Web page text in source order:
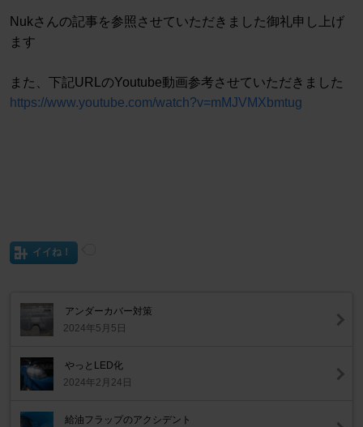
Nukさんの記事を参照させていただきました御礼申し上げ
ます
また、下記URLのYoutube動画参考させていただきました
https://www.youtube.com/watch?v=mMJVMXbmtug
イイね！
アンダーカバー対策
2024年5月5日
やっとLED化
2024年2月24日
給油フラップのアクシデント